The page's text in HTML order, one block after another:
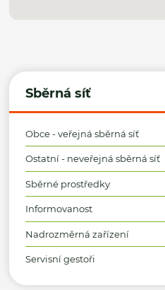
Sběrná síť
Obce - veřejná sběrná síť
Ostatní - neveřejná sběrná síť
Sběrné prostředky
Informovanost
Nadrozměrná zařízení
Servisní gestoři